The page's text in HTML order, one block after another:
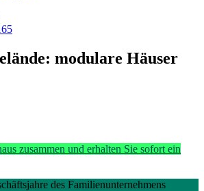
modulare Häuser
zusammen und erhalten Sie sofort ein
des Familienunternehmens